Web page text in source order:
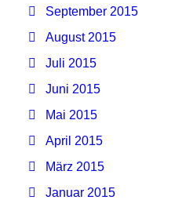
September 2015
August 2015
Juli 2015
Juni 2015
Mai 2015
April 2015
März 2015
Januar 2015